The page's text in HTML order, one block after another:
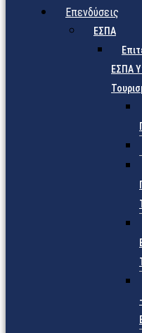
Επενδύσεις
ΕΣΠΑ
ΕΣΠΑ